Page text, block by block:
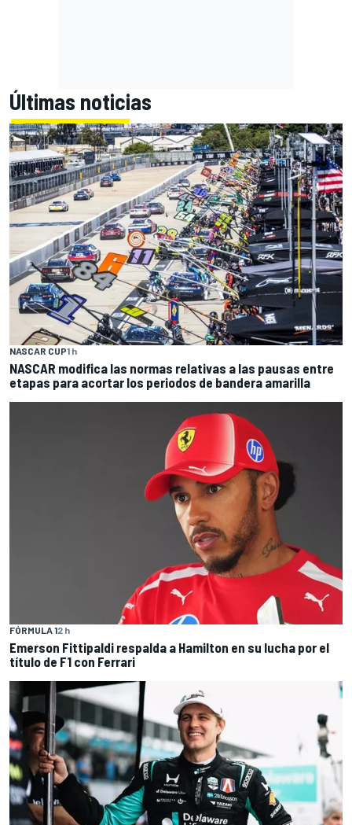
Últimas noticias
NASCAR CUP1 h
NASCAR modifica las normas relativas a las pausas entre
etapas para acortar los periodos de bandera amarilla
FÓRMULA 12 h
Emerson Fittipaldi respalda a Hamilton en su lucha por el
título de F1 con Ferrari